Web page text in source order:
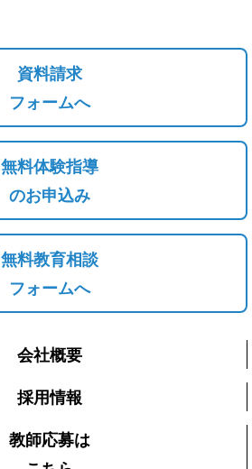
資料請求
フォームへ
無料体験指導
のお申込み
無料教育相談
フォームへ
会社概要
採用情報
教師応募は